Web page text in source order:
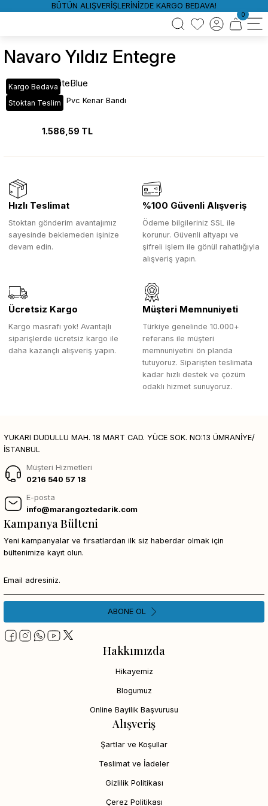
BÜTÜN ALIŞVERİŞLERİNİZDE KARGO BEDAVA!
0
Navaro Yıldız Entegre
Kargo Bedava
Stoktan Teslim
WhiteBlue
VT_674 Navaro Pvc Kenar Bandı
1.586,59 TL
Hızlı Teslimat
Stoktan gönderim avantajımız
sayesinde beklemeden işinize
devam edin.
%100 Güvenli Alışveriş
Ödeme bilgileriniz SSL ile
korunur. Güvenli altyapı ve
şifreli işlem ile gönül rahatlığıyla
alışveriş yapın.
Ücretsiz Kargo
Kargo masrafı yok! Avantajlı
siparişlerde ücretsiz kargo ile
daha kazançlı alışveriş yapın.
Müşteri Memnuniyeti
Türkiye genelinde 10.000+
referans ile müşteri
memnuniyetini ön planda
tutuyoruz. Siparişten teslimata
kadar hızlı destek ve çözüm
odaklı hizmet sunuyoruz.
YUKARI DUDULLU MAH. 18 MART CAD. YÜCE SOK. NO:13 ÜMRANİYE/
İSTANBUL
Müşteri Hizmetleri
0216 540 57 18
E-posta
info@marangoztedarik.com
Hakkımızda
Hikayemiz
Blogumuz
Online Bayilik Başvurusu
Alışveriş
Şartlar ve Koşullar
Teslimat ve İadeler
Gizlilik Politikası
Çerez Politikası
Kampanya Bülteni
Yeni kampanyalar ve fırsatlardan ilk siz haberdar olmak için
bültenimize kayıt olun.
ABONE OL